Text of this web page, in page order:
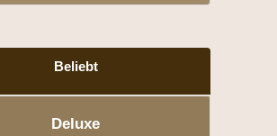
Beliebt
Deluxe